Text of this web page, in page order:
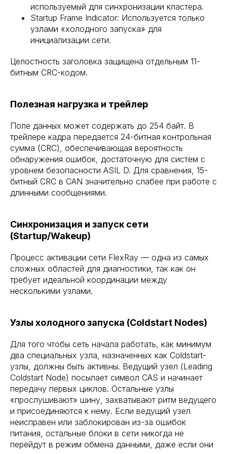
используемый для синхронизации кластера.
Startup Frame Indicator: Используется только
узлами «холодного запуска» для
инициализации сети.
Целостность заголовка защищена отдельным 11-
битным CRC-кодом.
Полезная нагрузка и трейлер
Поле данных может содержать до 254 байт. В
трейлере кадра передается 24-битная контрольная
сумма (CRC), обеспечивающая вероятность
обнаружения ошибок, достаточную для систем с
уровнем безопасности ASIL D. Для сравнения, 15-
битный CRC в CAN значительно слабее при работе с
длинными сообщениями.
Синхронизация и запуск сети
(Startup/Wakeup)
Процесс активации сети FlexRay — одна из самых
сложных областей для диагностики, так как он
требует идеальной координации между
несколькими узлами.
Узлы холодного запуска (Coldstart Nodes)
Для того чтобы сеть начала работать, как минимум
два специальных узла, назначенных как Coldstart-
узлы, должны быть активны. Ведущий узел (Leading
Coldstart Node) посылает символ CAS и начинает
передачу первых циклов. Остальные узлы
«прослушивают» шину, захватывают ритм ведущего
и присоединяются к нему. Если ведущий узел
неисправен или заблокирован из-за ошибок
питания, остальные блоки в сети никогда не
перейдут в режим обмена данными, даже если они